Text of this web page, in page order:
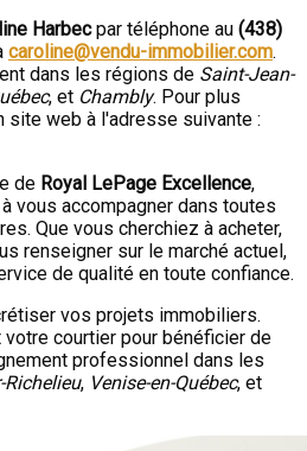
Harbecpar téléphone au (438)
caroline@vendu-immobilier.com.
dans les régions de Saint-Jean-
, et Chambly. Pour plus
web à l'adresse suivante :
de Royal LePage Excellence,
vous accompagner dans toutes
Que vous cherchiez à acheter,
renseigner sur le marché actuel,
de qualité en toute confiance.
vos projets immobiliers.
courtier pour bénéficier de
professionnel dans les
Richelieu, Venise-en-Québec, et